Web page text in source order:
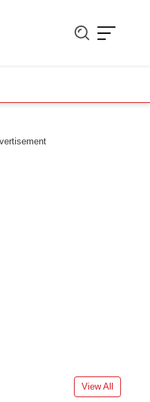
View All